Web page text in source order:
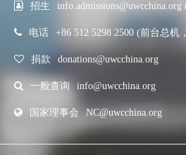
招生
电话 +86 512 5298 2500 (前台总机
捐款 donations@uwcchina.org
一般查询 info@uwcchina.org
国家理事会 NC@uwcchina.org